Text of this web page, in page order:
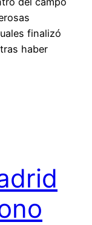
finalizó
haber